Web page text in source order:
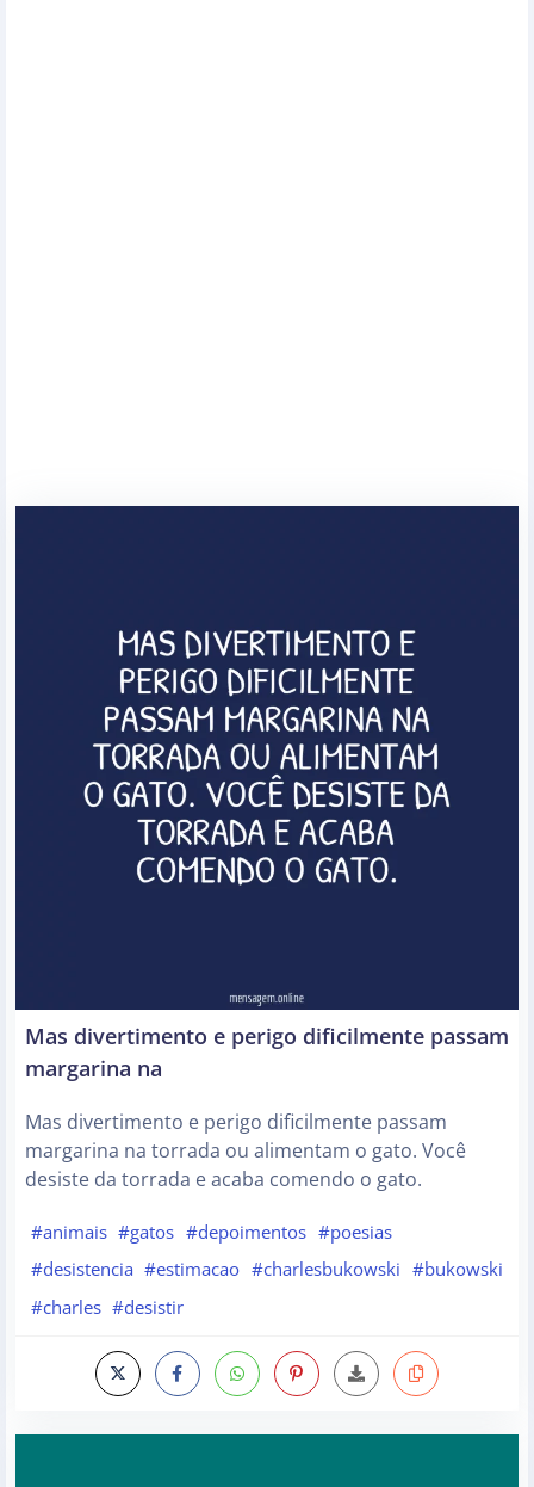
Mas divertimento e perigo dificilmente passam
margarina na
Mas divertimento e perigo dificilmente passam
margarina na torrada ou alimentam o gato. Você
desiste da torrada e acaba comendo o gato.
#animais #gatos #depoimentos #poesias
#desistencia #estimacao #charlesbukowski #bukowski
#charles #desistir